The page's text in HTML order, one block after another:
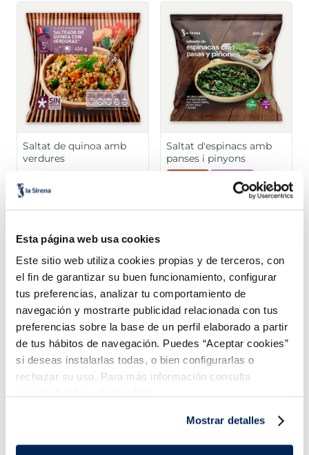
Esta página web usa cookies
Este sitio web utiliza cookies propias y de terceros, con
el fin de garantizar su buen funcionamiento, configurar
tus preferencias, analizar tu comportamiento de
navegación y mostrarte publicidad relacionada con tus
preferencias sobre la base de un perfil elaborado a partir
de tus hábitos de navegación. Puedes “Aceptar cookies”
si deseas instalarlas todas, o bien configurarlas o
rechazar su uso. Para más información consulta
Mostrar detalles
Saltat de quinoa amb
verdures
Vegano
3,79 € Bossa 450g
Añadir
Saltat d'espinacs amb
panses i pinyons
2,99 € Bossa 400g
Combina-ho i fes un menú de 10!